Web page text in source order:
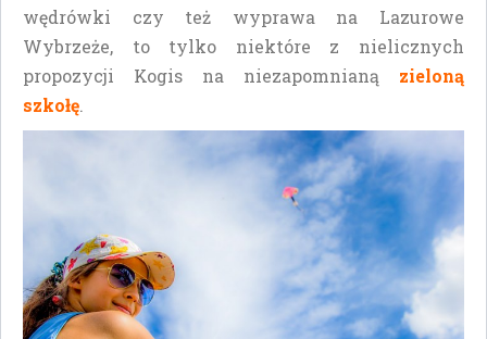
wędrówki czy też wyprawa na Lazurowe
Wybrzeże, to tylko niektóre z nielicznych
propozycji Kogis na niezapomnianą zieloną
szkołę.